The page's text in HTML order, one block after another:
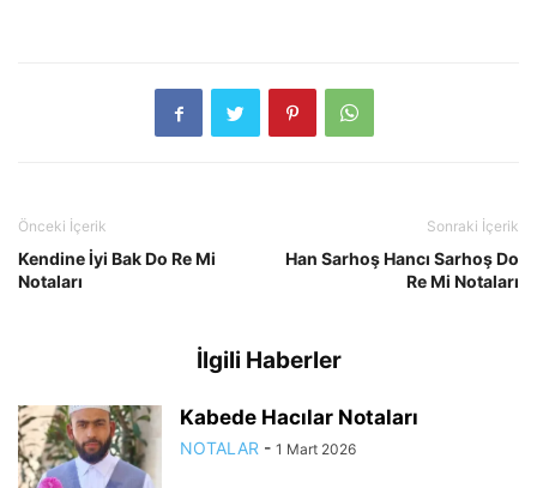
Önceki İçerik
Kendine İyi Bak Do Re Mi
Notaları
Sonraki İçerik
Han Sarhoş Hancı Sarhoş Do
Re Mi Notaları
İlgili Haberler
Kabede Hacılar Notaları
NOTALAR - 1 Mart 2026